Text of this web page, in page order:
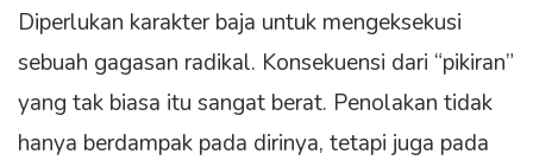
Diperlukan karakter baja untuk mengeksekusi
sebuah gagasan radikal. Konsekuensi dari “pikiran”
yang tak biasa itu sangat berat. Penolakan tidak
hanya berdampak pada dirinya, tetapi juga pada